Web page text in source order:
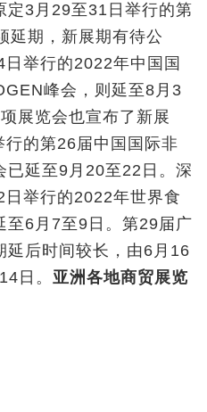
定3月29至31日举行的第
延期，新展期有待公
举行的2022年中国国
峰会，则延至8月3
展览会也宣布了新展
的第26届中国国际非
已延至9月20至22日。深
举行的2022年世界食
至6月7至9日。第29届广
延后时间较长，由6月16
日。 亚洲各地商贸展览